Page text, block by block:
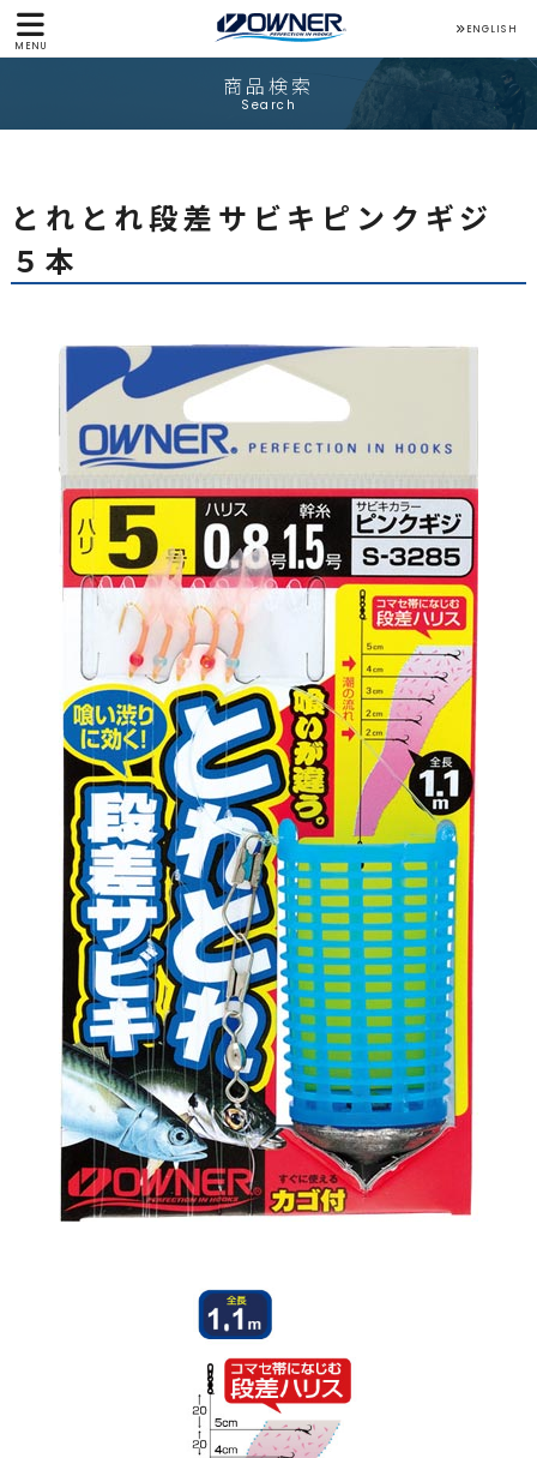
MENU
ENGLISH
商品検索
Search
とれとれ段差サビキピンクギジ
５本